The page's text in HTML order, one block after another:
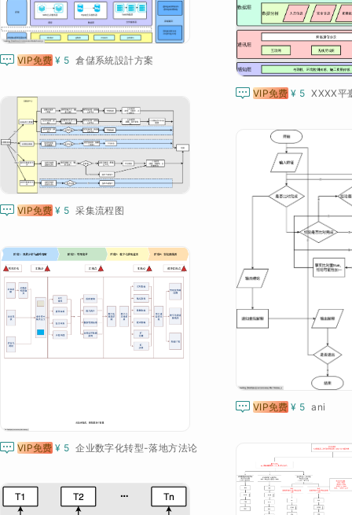
 VIP免费 ¥ 5 倉儲系統設計方案
 VIP免费 ¥ 5 XXXX平
 VIP免费 ¥ 5 采集流程图
 VIP免费 ¥ 5 ani
 VIP免费 ¥ 5 企业数字化转型-落地方法论